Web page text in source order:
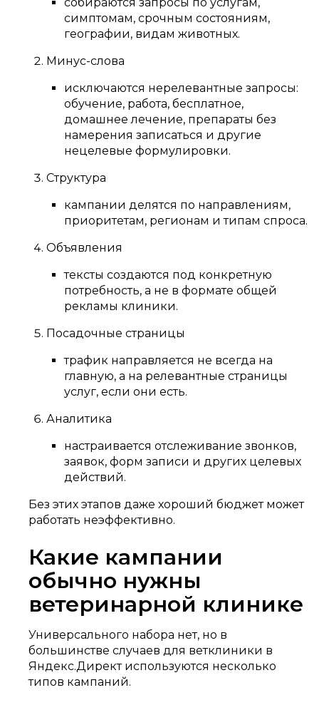
собираются запросы по услугам,
симптомам, срочным состояниям,
географии, видам животных.
Минус-слова
исключаются нерелевантные запросы:
обучение, работа, бесплатное,
домашнее лечение, препараты без
намерения записаться и другие
нецелевые формулировки.
Структура
кампании делятся по направлениям,
приоритетам, регионам и типам спроса.
Объявления
тексты создаются под конкретную
потребность, а не в формате общей
рекламы клиники.
Посадочные страницы
трафик направляется не всегда на
главную, а на релевантные страницы
услуг, если они есть.
Аналитика
настраивается отслеживание звонков,
заявок, форм записи и других целевых
действий.
Без этих этапов даже хороший бюджет может
работать неэффективно.
Какие кампании
обычно нужны
ветеринарной клинике
Универсального набора нет, но в
большинстве случаев для ветклиники в
Яндекс.Директ используются несколько
типов кампаний.